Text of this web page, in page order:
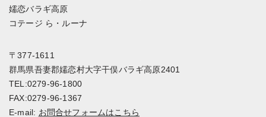
嬬恋バラギ高原
コテージ ら・ルーナ
〒377-1611
群馬県吾妻郡嬬恋村大字干俣バラギ高原2401
TEL:0279-96-1800
FAX:0279-96-1367
E-mail: お問合せフォームはこちら